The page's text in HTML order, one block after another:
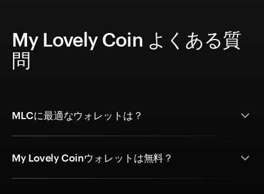
My Lovely Coin よくある質
問
MLCに最適なウォレットは？
My Lovely Coinウォレットは無料？